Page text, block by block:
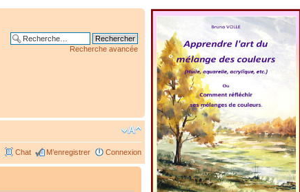
Recherche avancée
Chat M’enregistrer Connexion